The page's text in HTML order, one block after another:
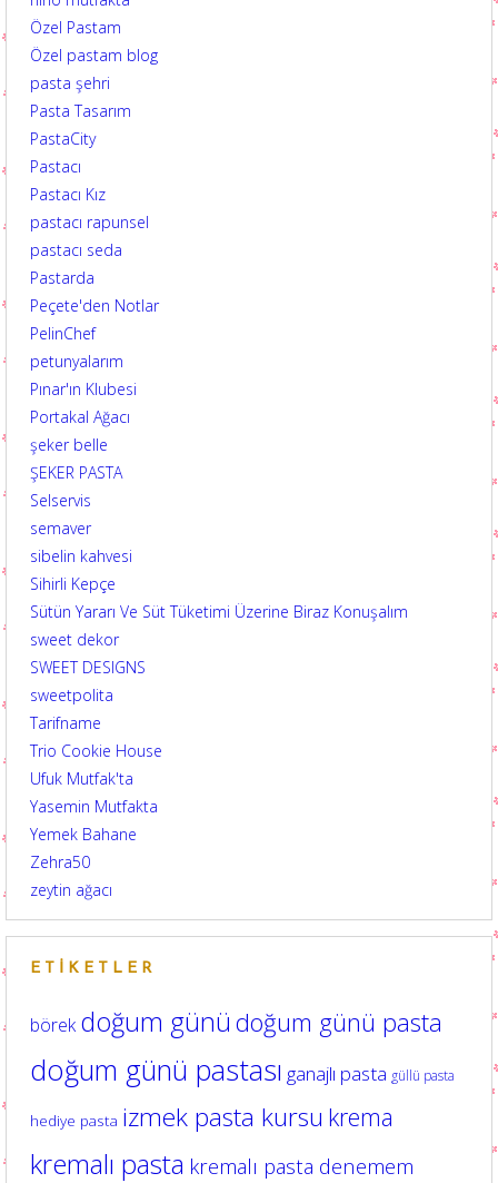
Özel Pastam
Özel pastam blog
pasta şehri
Pasta Tasarım
PastaCity
Pastacı
Pastacı Kız
pastacı rapunsel
pastacı seda
Pastarda
Peçete'den Notlar
PelinChef
petunyalarım
Pınar'ın Klubesi
Portakal Ağacı
şeker belle
ŞEKER PASTA
Selservis
semaver
sibelin kahvesi
Sihirli Kepçe
Sütün Yararı Ve Süt Tüketimi Üzerine Biraz Konuşalım
sweet dekor
SWEET DESIGNS
sweetpolita
Tarifname
Trio Cookie House
Ufuk Mutfak'ta
Yasemin Mutfakta
Yemek Bahane
Zehra50
zeytin ağacı
ETIKETLER
börek doğum günüdoğum günü pasta
doğum günü pastası ganajlı pasta güllü pasta
hediye pasta izmek pasta kursu krema
kremalı pasta kremalı pasta denemem